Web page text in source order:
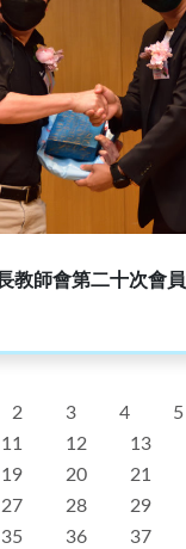
教師會第二十次會
2 3 4 5
11 12 13
19 20 21
27 28 29
35 36 37